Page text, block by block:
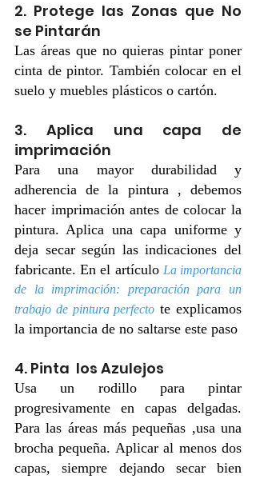
2. Protege las Zonas que No
se Pintarán
Las áreas que no quieras pintar poner
cinta de pintor. También colocar en el
suelo y muebles plásticos o cartón.
3. Aplica una capa de
imprimación
Para una mayor durabilidad y
adherencia de la pintura , debemos
hacer imprimación antes de colocar la
pintura. Aplica una capa uniforme y
deja secar según las indicaciones del
fabricante. En el artículo La importancia
de la imprimación: preparación para un
trabajo de pintura perfecto te explicamos
la importancia de no saltarse este paso
4. Pinta  los Azulejos
Usa un rodillo para pintar
progresivamente en capas delgadas.
Para las áreas más pequeñas ,usa una
brocha pequeña. Aplicar al menos dos
capas, siempre dejando secar bien